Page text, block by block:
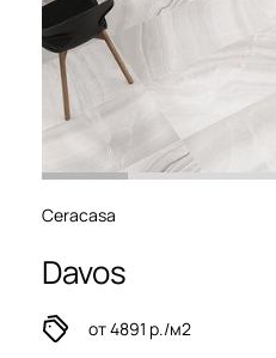
Ceracasa
Davos
от 4891 р./м2